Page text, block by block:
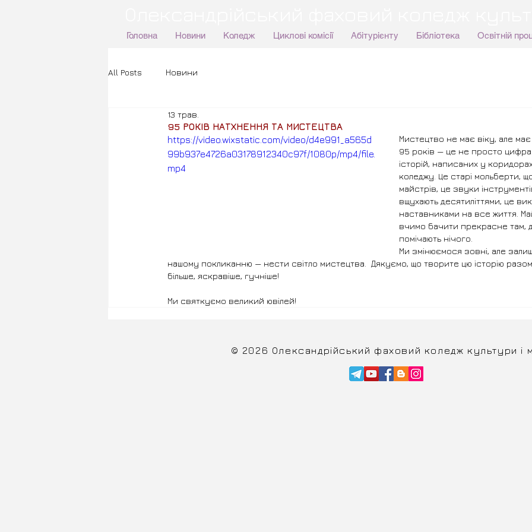
Головна Новини Коледж Циклові комісії Абітурієнту Бібліотека Освітній
All Posts Новини
95 РОКІВ НАТХНЕННЯ ТА МИСТЕЦТВА
13 трав.
https://video.wixstatic.com/video/d4e991_a565d
99b937e4726a03178912340c97f/1080p/mp4/file.
mp4
Мистецтво не має віку, але має
95 років — це не просто
історій, написаних у
коледжу. Це старі мольберти,
майстрів, це звуки
вщухають десятиліттями, це
наставниками на все життя.
вчимо бачити прекрасне там,
помічають нічого.
Ми змінюємося зовні, але
нашому покликанню — нести світло мистецтва.  Дякуємо, що творите цю історію
більше, яскравіше, гучніше!
Ми святкуємо великий ювілей!
© 2026 Олександрійський фаховий коледж культури і